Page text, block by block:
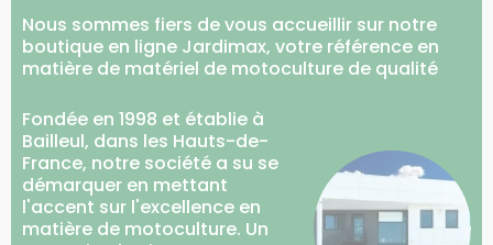
Nous sommes fiers de vous accueillir sur notre
boutique en ligne Jardimax, votre référence en
matière de matériel de motoculture de qualité
Fondée en 1998 et établie à
Bailleul, dans les Hauts-de-
France, notre société a su se
démarquer en mettant
l'accent sur l'excellence en
matière de motoculture. Un